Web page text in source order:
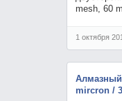
mesh, 60
1 октября
Алмазный
mircron /